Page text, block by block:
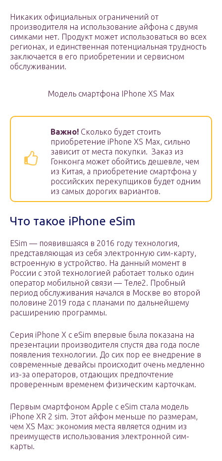
Никаких официальных ограничений от
производителя на использование айфона с двумя
симками нет. Продукт может использоваться во всех
регионах, и единственная потенциальная трудность
заключается в его приобретении и сервисном
обслуживании.
Модель смартфона IPhone XS Max
Важно! Сколько будет стоить
приобретение iPhone XS Max, сильно
зависит от места покупки. Заказ из
Гонконга может обойтись дешевле, чем
из Китая, а приобретение смартфона у
российских перекупщиков будет одним
из самых дорогих вариантов.
Что такое iPhone eSim
ESim — появившаяся в 2016 году технология,
представляющая из себя электронную сим-карту,
встроенную в устройство. На данный момент в
России с этой технологией работает только один
оператор мобильной связи — Теле2. Пробный
период обслуживания начался в Москве во второй
половине 2019 года с планами по дальнейшему
расширению программы.
Серия iPhone X с eSim впервые была показана на
презентации производителя спустя два года после
появления технологии. До сих пор ее внедрение в
современные девайсы происходит очень медленно
из-за операторов, отдающих предпочтение
проверенным временем физическим карточкам.
Первым смартфоном Apple с eSim стала модель
iPhone XR 2 sim. Этот айфон меньше по размерам,
чем XS Max: экономия места является одним из
преимуществ использования электронной сим-
карты.